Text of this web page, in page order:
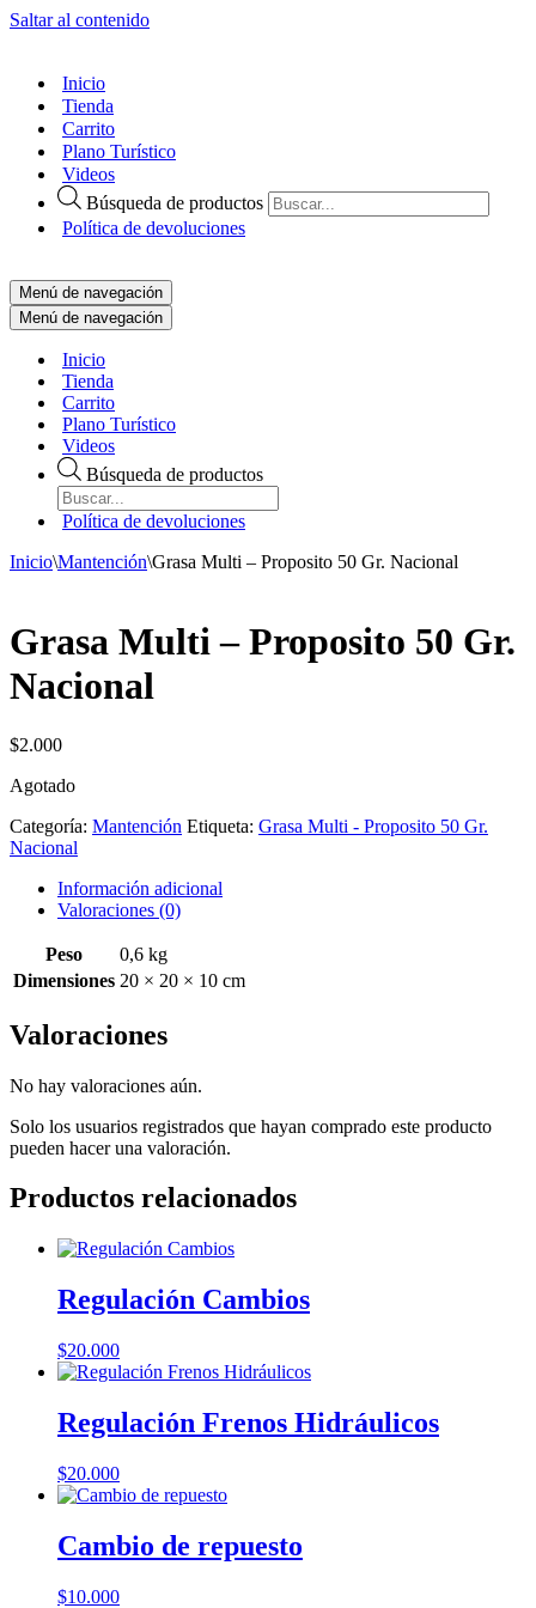
Saltar al contenido
Inicio
Tienda
Carrito
Plano Turístico
Videos
Búsqueda de productos
Política de devoluciones
Menú de navegación
Menú de navegación
Inicio
Tienda
Carrito
Plano Turístico
Videos
Búsqueda de productos
Política de devoluciones
Inicio\Mantención\Grasa Multi – Proposito 50 Gr. Nacional
Grasa Multi – Proposito 50 Gr.
Nacional
$2.000
Agotado
Categoría: Mantención Etiqueta: Grasa Multi - Proposito 50 Gr.
Nacional
Información adicional
Valoraciones (0)
Peso
0,6 kg
Dimensiones 20 × 20 × 10 cm
Valoraciones
No hay valoraciones aún.
Solo los usuarios registrados que hayan comprado este producto
pueden hacer una valoración.
Productos relacionados
Regulación Cambios
$20.000
Regulación Frenos Hidráulicos
$20.000
Cambio de repuesto
$10.000